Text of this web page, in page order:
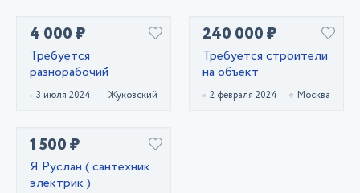
4 000 ₽
Требуется
разнорабочий
3 июля 2024 Жуковский
240 000 ₽
Требуется строители
на объект
2 февраля 2024 Москва
1 500 ₽
Я Руслан ( сантехник
электрик )